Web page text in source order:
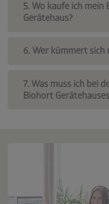
5. Wo kaufe ich mein
Gerätehaus?
6. Wer kümmert sich
7. Was muss ich bei
Biohort